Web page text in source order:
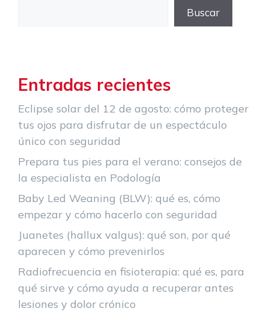
Buscar
Entradas recientes
Eclipse solar del 12 de agosto: cómo proteger
tus ojos para disfrutar de un espectáculo
único con seguridad
Prepara tus pies para el verano: consejos de
la especialista en Podología
Baby Led Weaning (BLW): qué es, cómo
empezar y cómo hacerlo con seguridad
Juanetes (hallux valgus): qué son, por qué
aparecen y cómo prevenirlos
Radiofrecuencia en fisioterapia: qué es, para
qué sirve y cómo ayuda a recuperar antes
lesiones y dolor crónico